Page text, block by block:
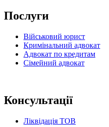
Послуги
Військовий юрист
Кримінальний адвокат
Адвокат по кредитам
Сімейний адвокат
Консультації
Ліквідація ТОВ